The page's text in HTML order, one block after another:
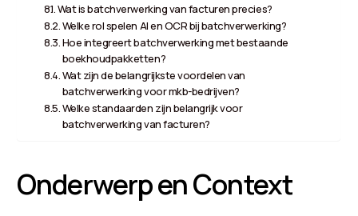
Wat is batchverwerking van facturen precies?
Welke rol spelen AI en OCR bij batchverwerking?
Hoe integreert batchverwerking met bestaande
boekhoudpakketten?
Wat zijn de belangrijkste voordelen van
batchverwerking voor mkb-bedrijven?
Welke standaarden zijn belangrijk voor
batchverwerking van facturen?
Onderwerp en Context